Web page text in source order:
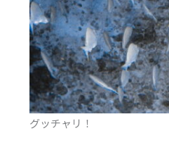
グッチャリ！